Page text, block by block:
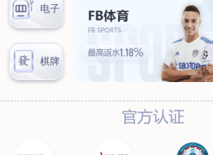
扫码咨询